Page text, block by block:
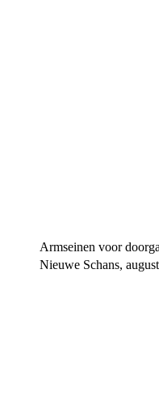
Armseinen voor
Nieuwe Schans,